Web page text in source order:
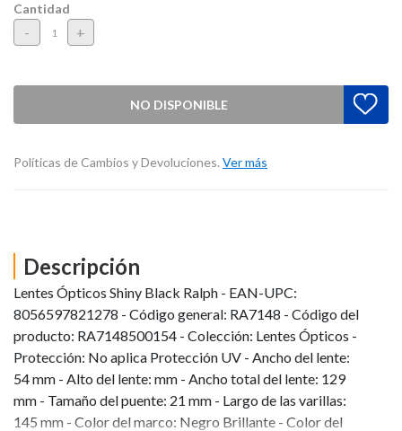
Cantidad
- +
NO DISPONIBLE
Políticas de Cambios y Devoluciones. Ver más
Descripción
Lentes Ópticos Shiny Black Ralph - EAN-UPC:
8056597821278 - Código general: RA7148 - Código del
producto: RA7148500154 - Colección: Lentes Ópticos -
Protección: No aplica Protección UV - Ancho del lente:
54 mm - Alto del lente: mm - Ancho total del lente: 129
mm - Tamaño del puente: 21 mm - Largo de las varillas:
145 mm - Color del marco: Negro Brillante - Color del